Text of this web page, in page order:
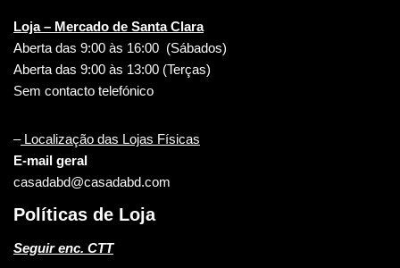
Loja – Mercado de Santa Clara
Aberta das 9:00 às 16:00 (Sábados)
Aberta das 9:00 às 13:00 (Terças)
Sem contacto telefónico
–Localização das Lojas Físicas
E-mail geral
casadabd@casadabd.com
Políticas de Loja
Seguir enc. CTT